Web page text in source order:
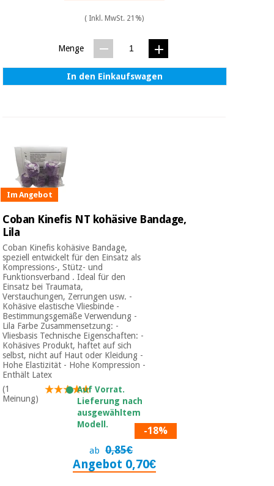
( Inkl. MwSt. 21%)
Menge
In den Einkaufswagen
Im Angebot
Coban Kinefis NT kohäsive Bandage,
Lila
Coban Kinefis kohäsive Bandage,
speziell entwickelt für den Einsatz als
Kompressions-, Stütz- und
Funktionsverband . Ideal für den
Einsatz bei Traumata,
Verstauchungen, Zerrungen usw. -
Kohäsive elastische Vliesbinde -
Bestimmungsgemäße Verwendung -
Lila Farbe Zusammensetzung: -
Vliesbasis Technische Eigenschaften: -
Kohäsives Produkt, haftet auf sich
selbst, nicht auf Haut oder Kleidung -
Hohe Elastizität - Hohe Kompression -
Enthält Latex
(1
Meinung)
Auf Vorrat.
Lieferung nach
ausgewähltem
Modell.
-18%
ab 0,85€
Angebot 0,70€